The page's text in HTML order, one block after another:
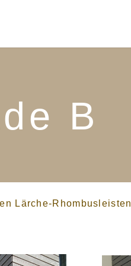
B
Lärche-Rhombusleisten